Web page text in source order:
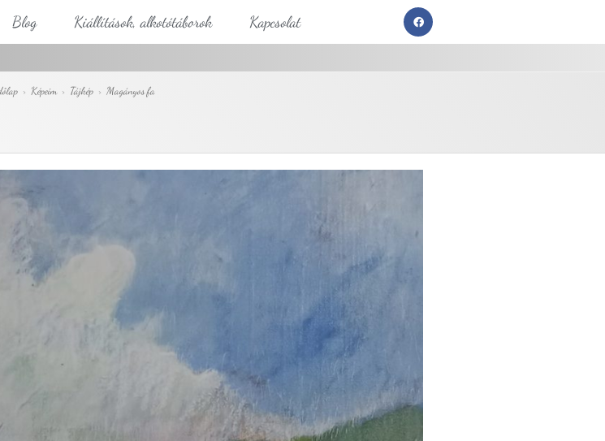
Blog Kiállítások, alkotótáborok Kapcsolat
> Képeim > Tájkép > Magányos fa